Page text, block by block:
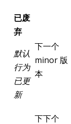
已废
弃
默认
行为
已更
新
下一个
minor 版
本
下下个